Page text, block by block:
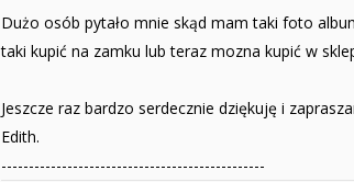
Dużo osób pytało mnie skąd mam taki foto
taki kupić na zamku lub teraz mozna kupić w
Jeszcze raz bardzo serdecznie dziękuję i
Edith.
------------------------------------------------